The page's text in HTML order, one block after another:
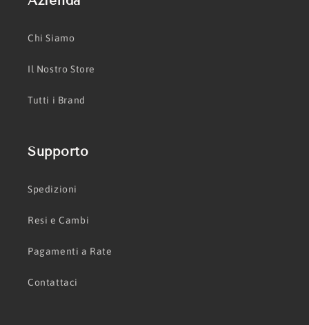
Chi Siamo
Il Nostro Store
Tutti i Brand
Supporto
Spedizioni
Resi e Cambi
Pagamenti a Rate
Contattaci